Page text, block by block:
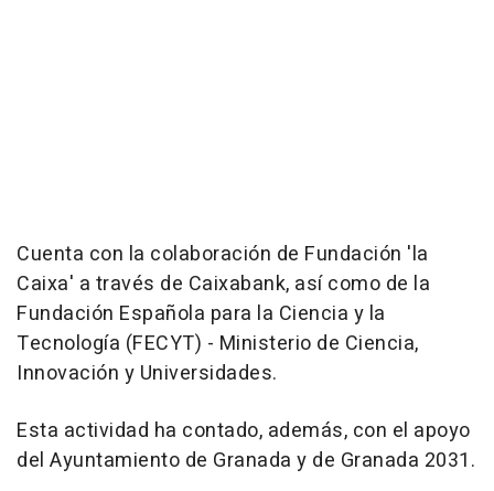
Cuenta con la colaboración de Fundación 'la
Caixa' a través de Caixabank, así como de la
Fundación Española para la Ciencia y la
Tecnología (FECYT) - Ministerio de Ciencia,
Innovación y Universidades.
Esta actividad ha contado, además, con el apoyo
del Ayuntamiento de Granada y de Granada 2031.